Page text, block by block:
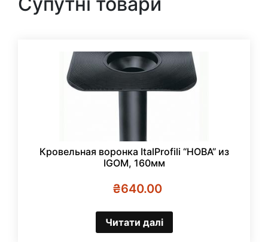
Кровельная воронка ItalProfili “НОВА” из
IGOM, 160мм
₴640.00
Читати далі